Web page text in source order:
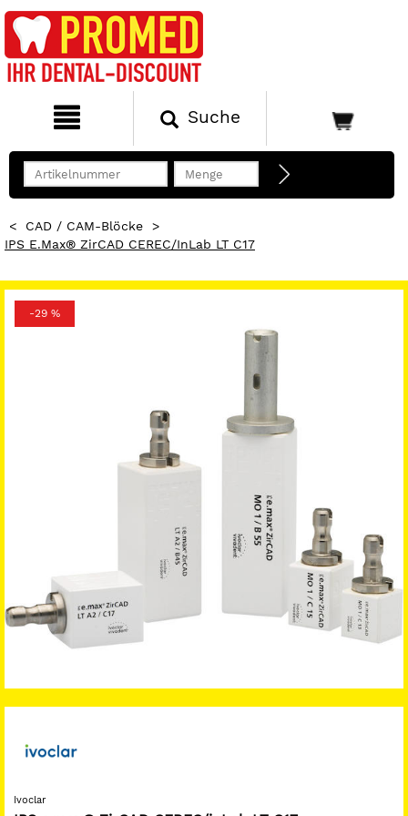
Suche
< CAD / CAM-Blöcke
>
IPS E.max® ZirCAD CEREC/inLab LT C17
-29 %
Ivoclar